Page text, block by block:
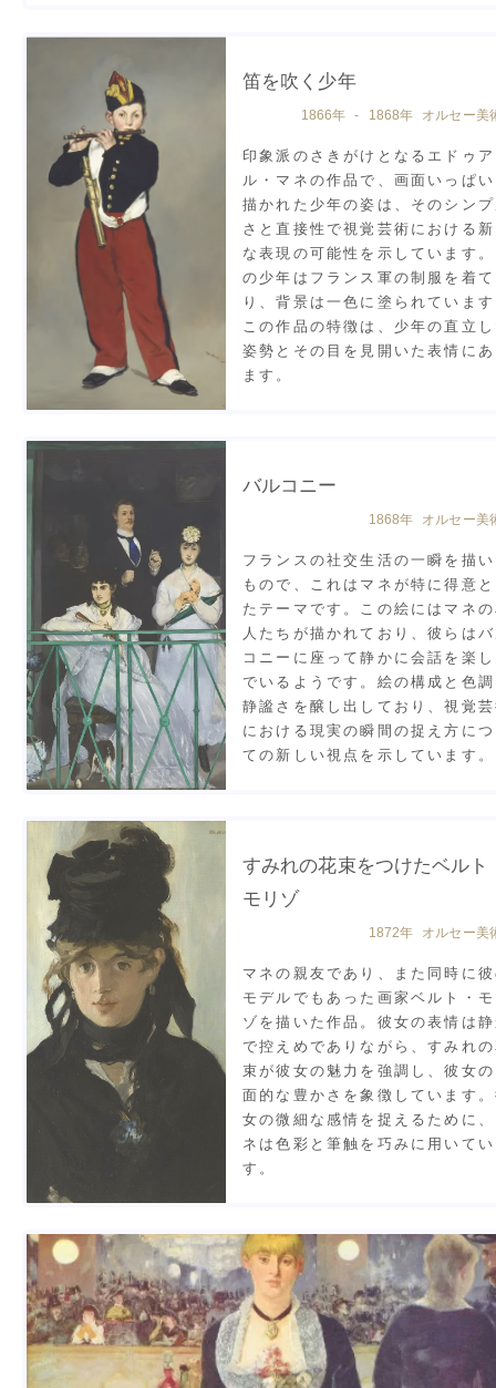
笛を吹く少年
1866年 - 1868年 オルセー美
印象派のさきがけとなるエドゥ
ル・マネの作品で、画面いっぱ
描かれた少年の姿は、そのシン
さと直接性で視覚芸術における
な表現の可能性を示しています
の少年はフランス軍の制服を着
り、背景は一色に塗られていま
この作品の特徴は、少年の直立
姿勢とその目を見開いた表情に
ます。
バルコニー
1868年 オルセー美
フランスの社交生活の一瞬を描
もので、これはマネが特に得意
たテーマです。この絵にはマネ
人たちが描かれており、彼らは
コニーに座って静かに会話を楽
でいるようです。絵の構成と色
静謐さを醸し出しており、視覚
における現実の瞬間の捉え方に
ての新しい視点を示しています。
すみれの花束をつけたベルト
モリゾ
1872年 オルセー美
マネの親友であり、また同時に
モデルでもあった画家ベルト・
ゾを描いた作品。彼女の表情は
で控えめでありながら、すみれ
束が彼女の魅力を強調し、彼女
面的な豊かさを象徴しています
女の微細な感情を捉えるために
ネは色彩と筆触を巧みに用いて
す。